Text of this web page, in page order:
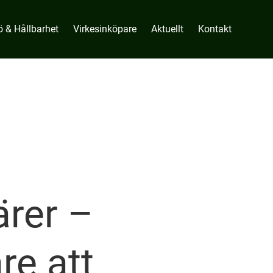
& Hållbarhet Virkesinköpare Aktuellt Kontakt
–
att